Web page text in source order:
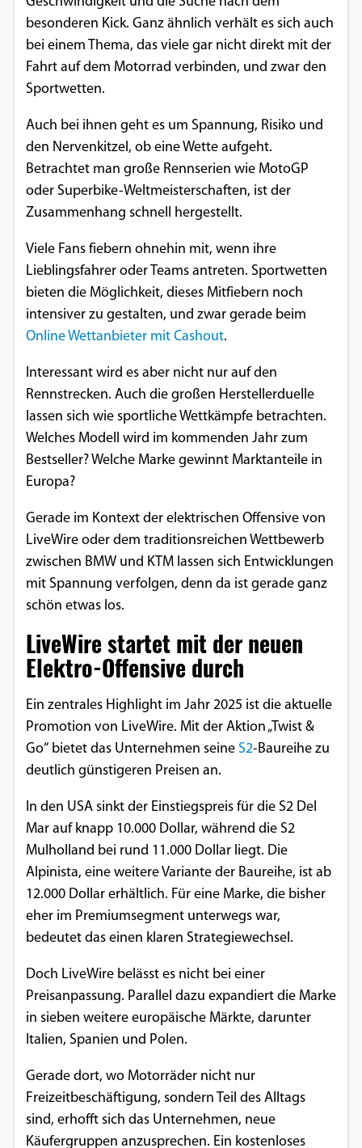
besonderen Kick. Ganz ähnlich verhält es sich auch
bei einem Thema, das viele gar nicht direkt mit der
Fahrt auf dem Motorrad verbinden, und zwar den
Sportwetten.
Auch bei ihnen geht es um Spannung, Risiko und
den Nervenkitzel, ob eine Wette aufgeht.
Betrachtet man große Rennserien wie MotoGP
oder Superbike-Weltmeisterschaften, ist der
Zusammenhang schnell hergestellt.
Viele Fans fiebern ohnehin mit, wenn ihre
Lieblingsfahrer oder Teams antreten. Sportwetten
bieten die Möglichkeit, dieses Mitfiebern noch
intensiver zu gestalten, und zwar gerade beim
Online Wettanbieter mit Cashout.
Interessant wird es aber nicht nur auf den
Rennstrecken. Auch die großen Herstellerduelle
lassen sich wie sportliche Wettkämpfe betrachten.
Welches Modell wird im kommenden Jahr zum
Bestseller? Welche Marke gewinnt Marktanteile in
Europa?
Gerade im Kontext der elektrischen Offensive von
LiveWire oder dem traditionsreichen Wettbewerb
zwischen BMW und KTM lassen sich Entwicklungen
mit Spannung verfolgen, denn da ist gerade ganz
schön etwas los.
LiveWire startet mit der neuen
Elektro-Offensive durch
Ein zentrales Highlight im Jahr 2025 ist die aktuelle
Promotion von LiveWire. Mit der Aktion „Twist &
Go“ bietet das Unternehmen seine S2-Baureihe zu
deutlich günstigeren Preisen an.
In den USA sinkt der Einstiegspreis für die S2 Del
Mar auf knapp 10.000 Dollar, während die S2
Mulholland bei rund 11.000 Dollar liegt. Die
Alpinista, eine weitere Variante der Baureihe, ist ab
12.000 Dollar erhältlich. Für eine Marke, die bisher
eher im Premiumsegment unterwegs war,
bedeutet das einen klaren Strategiewechsel.
Doch LiveWire belässt es nicht bei einer
Preisanpassung. Parallel dazu expandiert die Marke
in sieben weitere europäische Märkte, darunter
Italien, Spanien und Polen.
Gerade dort, wo Motorräder nicht nur
Freizeitbeschäftigung, sondern Teil des Alltags
sind, erhofft sich das Unternehmen, neue
Käufergruppen anzusprechen. Ein kostenloses
Vimeo
Google Maps
Anbieter:
Google